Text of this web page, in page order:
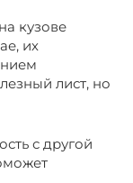
кузове
их
лист, но
с другой